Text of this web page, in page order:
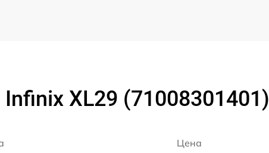
XL29 (71008301401)
Цена